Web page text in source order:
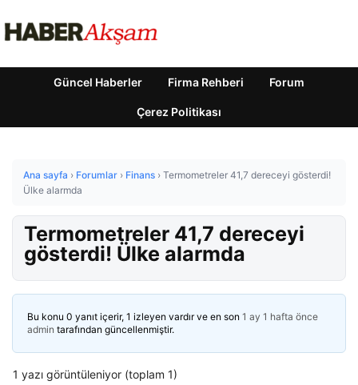
Güncel Haberler Firma Rehberi Forum
Çerez Politikası
Ana sayfa › Forumlar › Finans › Termometreler 41,7 dereceyi gösterdi!
Ülke alarmda
Termometreler 41,7 dereceyi
gösterdi! Ülke alarmda
Bu konu 0 yanıt içerir, 1 izleyen vardır ve en son 1 ay 1 hafta önce
admin tarafından güncellenmiştir.
1 yazı görüntüleniyor (toplam 1)